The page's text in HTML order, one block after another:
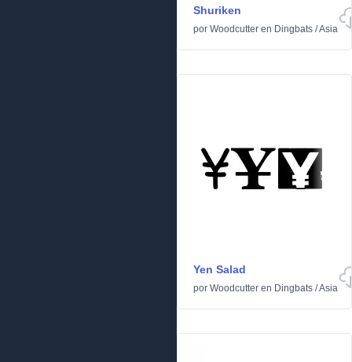
Shuriken
por Woodcutter en Dingbats /Asia
Yen Salad
por Woodcutter en Dingbats /Asia